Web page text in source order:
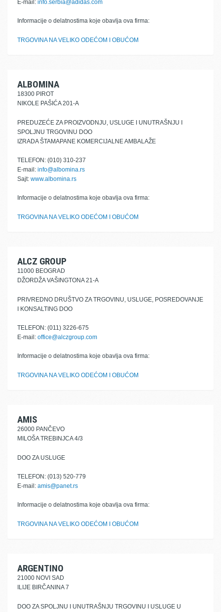
E-mail: info.serbia@adidas.com
Informacije o delatnostima koje obavlja ova firma:
TRGOVINA NA VELIKO ODEĆOM I OBUĆOM
ALBOMINA
18300 PIROT
NIKOLE PAŠIĆA 201-A
PREDUZEĆE ZA PROIZVODNJU, USLUGE I UNUTRAŠNJU I
SPOLJNU TRGOVINU DOO
IZRADA ŠTAMAPANE KOMERCIJALNE AMBALAŽE
TELEFON: (010) 310-237
E-mail: info@albomina.rs
Sajt: www.albomina.rs
Informacije o delatnostima koje obavlja ova firma:
TRGOVINA NA VELIKO ODEĆOM I OBUĆOM
ALCZ GROUP
11000 BEOGRAD
DŽORDŽA VAŠINGTONA 21-A
PRIVREDNO DRUŠTVO ZA TRGOVINU, USLUGE, POSREDOVANJE
I KONSALTING DOO
TELEFON: (011) 3226-675
E-mail: office@alczgroup.com
Informacije o delatnostima koje obavlja ova firma:
TRGOVINA NA VELIKO ODEĆOM I OBUĆOM
AMIS
26000 PANČEVO
MILOŠA TREBINJCA 4/3
DOO ZA USLUGE
TELEFON: (013) 520-779
E-mail: amis@panet.rs
Informacije o delatnostima koje obavlja ova firma:
TRGOVINA NA VELIKO ODEĆOM I OBUĆOM
ARGENTINO
21000 NOVI SAD
ILIJE BIRČANINA 7
DOO ZA SPOLJNU I UNUTRAŠNJU TRGOVINU I USLUGE U